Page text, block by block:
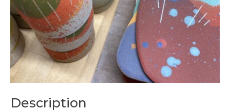
Description